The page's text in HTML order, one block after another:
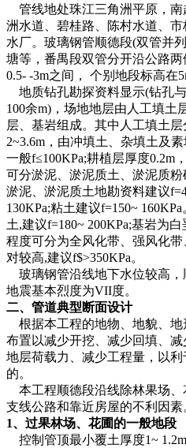
管线地处珠江三角洲平原，南
洲水道、碧桂路、陈村水道、
水厂。玻璃钢管顺德段(双管并
塘等，番禺段双管分开沿公路
0.5- -3m之间， 个别地段标高在
地质钻孔勘探资料显示(钻孔
100余m)，场地地层由人工填土
层、基岩组成。其中人工填土
2~3.6m，由冲填土、杂填土及
一般f≤100KPa;耕植层厚度0.2m
可分淤泥、淤泥质土、淤泥质
淤泥、淤泥质土地勘资料建议
130KPa;粘土建议f=150~
土,建议f=180~ 200KPa;基岩为
程度可分为全风化带、强风化
对较高,建议f$>350KPa。
玻璃钢管沿线地下水位较高，
地震基本烈度为VII度。
二、管道典型断面设计
根据本工程的地物、地貌、地
布置以减少开挖、减少回填、
地层荷载力、减少工程量，以
的。
本工程顺德段沿线除林果场、
支线公路和靠近房屋的不利因素
1、过果林场、花圃的一般地段
控制管顶最小覆土厚度1~